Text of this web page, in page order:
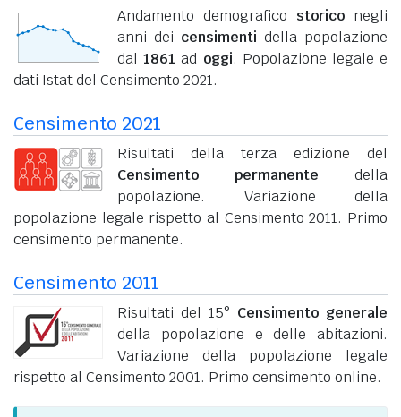
Andamento demografico storico negli
anni dei censimenti della popolazione
dal1861 ad oggi. Popolazione legale e
dati Istat del Censimento 2021.
Censimento 2021
Risultati della terza edizione del
Censimento permanente della
popolazione. Variazione della
popolazione legale rispetto al Censimento 2011. Primo
censimento permanente.
Censimento 2011
Risultati del 15° Censimento generale
della popolazione e delle abitazioni.
Variazione della popolazione legale
rispetto al Censimento 2001. Primo censimento online.